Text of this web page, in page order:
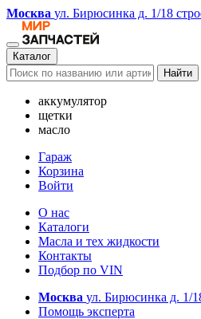
Москва ул. Бирюсинка д. 1/18
Каталог
Найти
аккумулятор
щетки
масло
Гараж
Корзина
Войти
О нас
Каталоги
Масла и тех жидкости
Контакты
Подбор по VIN
Москва ул. Бирюсинка д. 1/
Помощь эксперта